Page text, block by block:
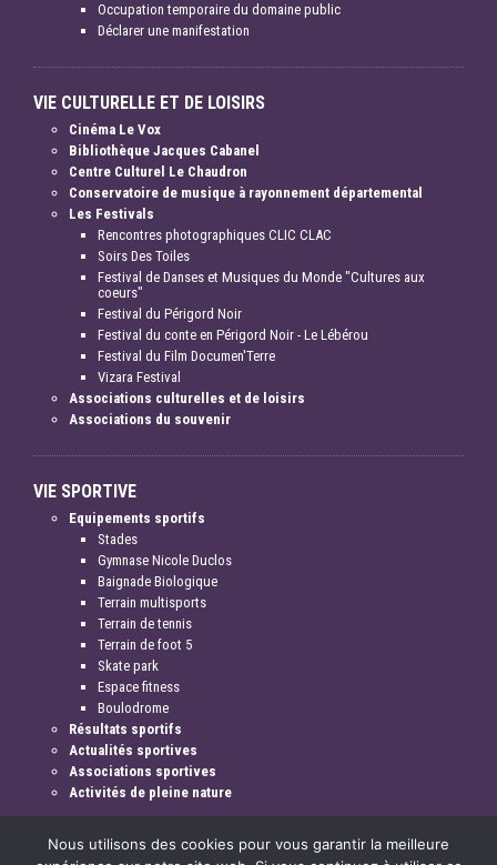
Occupation temporaire du domaine public
Déclarer une manifestation
VIE CULTURELLE ET DE LOISIRS
Cinéma Le Vox
Bibliothèque Jacques Cabanel
Centre Culturel Le Chaudron
Conservatoire de musique à rayonnement départemental
Les Festivals
Rencontres photographiques CLIC CLAC
Soirs Des Toiles
Festival de Danses et Musiques du Monde "Cultures aux
coeurs"
Festival du Périgord Noir
Festival du conte en Périgord Noir - Le Lébérou
Festival du Film Documen'Terre
Vizara Festival
Associations culturelles et de loisirs
Associations du souvenir
VIE SPORTIVE
Equipements sportifs
Stades
Gymnase Nicole Duclos
Baignade Biologique
Terrain multisports
Terrain de tennis
Terrain de foot 5
Skate park
Espace fitness
Boulodrome
Résultats sportifs
Actualités sportives
Associations sportives
Activités de pleine nature
Nous utilisons des cookies pour vous garantir la meilleure